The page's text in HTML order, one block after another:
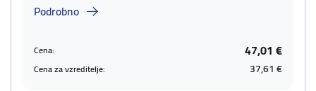
Podrobno
Cena: 47,01 €
Cena za vzreditelje: 37,61 €